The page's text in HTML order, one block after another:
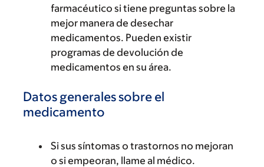
farmacéutico si tiene preguntas sobre la
mejor manera de desechar
medicamentos. Pueden existir
programas de devolución de
medicamentos en su área.
Datos generales sobre el
medicamento
Si sus síntomas o trastornos no mejoran
o si empeoran, llame al médico.